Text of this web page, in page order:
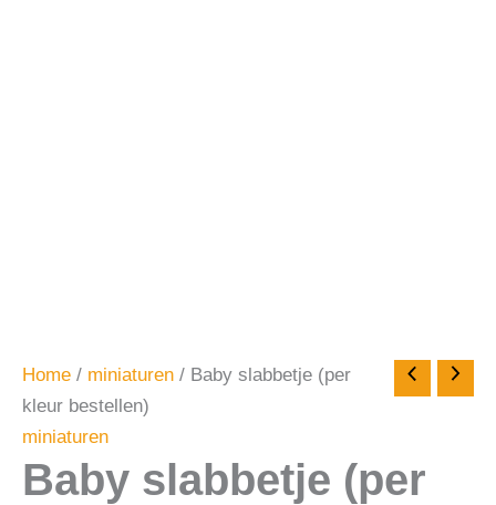
Home / miniaturen / Baby slabbetje (per
kleur bestellen)
miniaturen
Baby slabbetje (per